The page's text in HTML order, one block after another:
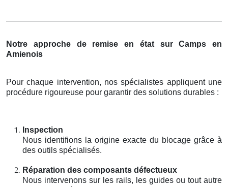
Notre approche de remise en état sur Camps en
Amienois
Pour chaque intervention, nos spécialistes appliquent une
procédure rigoureuse pour garantir des solutions durables :
Inspection
Nous identifions la origine exacte du blocage grâce à
des outils spécialisés.
Réparation des composants défectueux
Nous intervenons sur les rails, les guides ou tout autre